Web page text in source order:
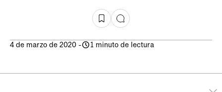
4 de marzo de 2020 - 1 minuto de lectura